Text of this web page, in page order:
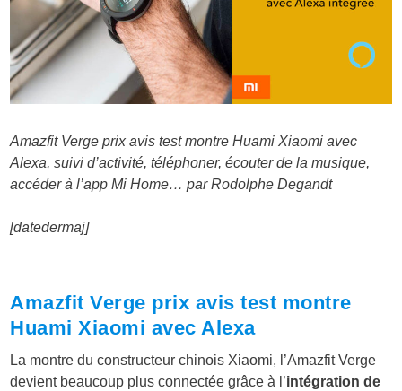
Amazfit Verge prix avis test montre Huami Xiaomi avec
Alexa, suivi d’activité, téléphoner, écouter de la musique,
accéder à l’app Mi Home… par Rodolphe Degandt
[datedermaj]
Amazfit Verge prix avis test montre
Huami Xiaomi avec Alexa
La montre du constructeur chinois Xiaomi, l’Amazfit Verge
devient beaucoup plus connectée grâce à l’intégration de